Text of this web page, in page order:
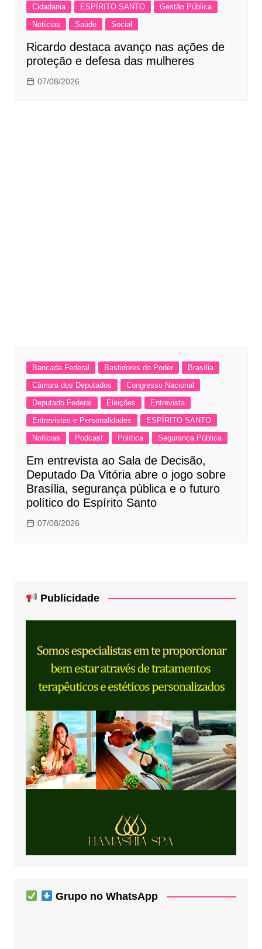
Cidadania ESPÍRITO SANTO
Gestão Pública
Notícias
Saúde Social
Ricardo destaca avanço nas ações de
proteção e defesa das mulheres
07/08/2026
Bancada Federal Bastidores do Poder
Brasília
Câmara dos Deputados
Congresso Nacional
Deputado Federal
Eleições
Entrevista
Entrevistas e Personalidades
ESPÍRITO SANTO
Notícias
Podcast Política Segurança Pública
Em entrevista ao Sala de Decisão,
Deputado Da Vitória abre o jogo sobre
Brasília, segurança pública e o futuro
político do Espírito Santo
07/08/2026
Publicidade
Grupo no WhatsApp